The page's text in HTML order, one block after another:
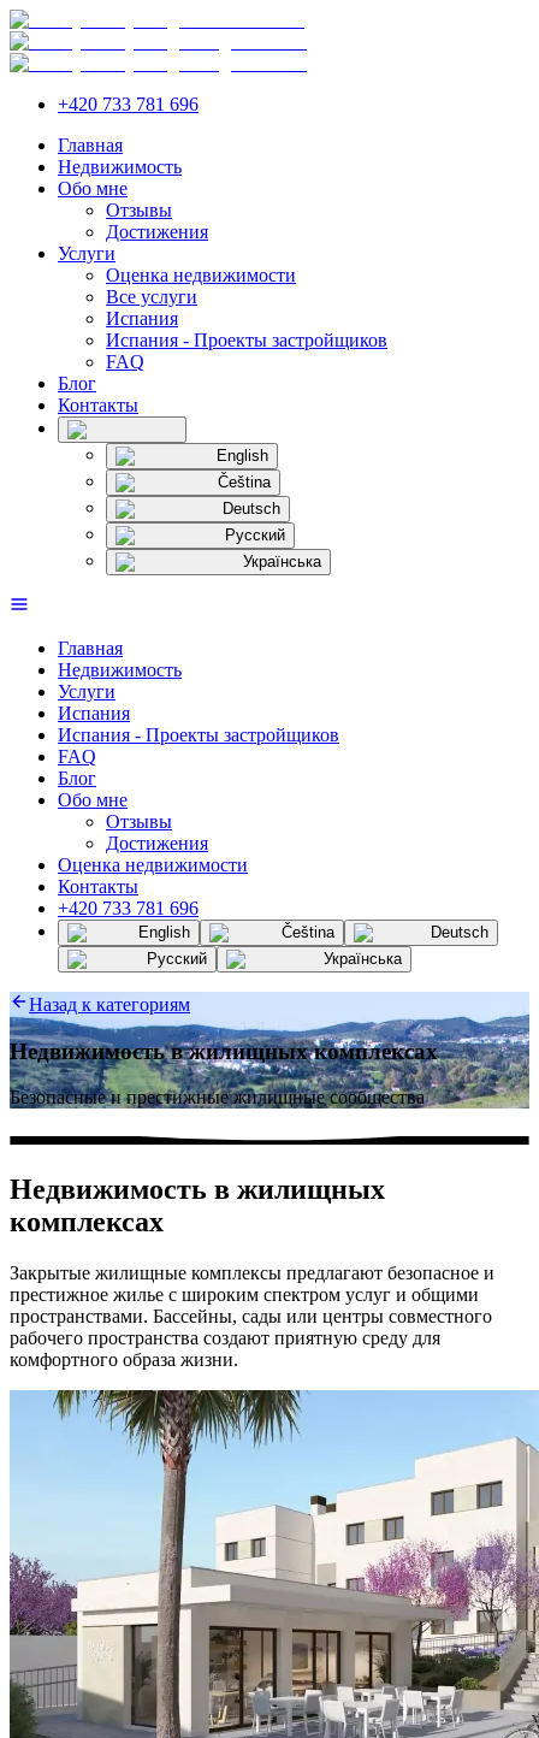
+420 733 781 696
Главная
Недвижимость
Обо мне
Отзывы
Достижения
Услуги
Оценка недвижимости
Все услуги
Испания
Испания - Проекты застройщиков
FAQ
Блог
Контакты
English
Čeština
Deutsch
Русский
Українська
Главная
Недвижимость
Услуги
Испания
Испания - Проекты застройщиков
FAQ
Блог
Обо мне
Отзывы
Достижения
Оценка недвижимости
Контакты
+420 733 781 696
English Čeština
Deutsch
Русский
Українська
Назад к категориям
Недвижимость в жилищных комплексах
Безопасные и престижные жилищные сообщества
Недвижимость в жилищных
комплексах
Закрытые жилищные комплексы предлагают безопасное и
престижное жилье с широким спектром услуг и общими
пространствами. Бассейны, сады или центры совместного
рабочего пространства создают приятную среду для
комфортного образа жизни.